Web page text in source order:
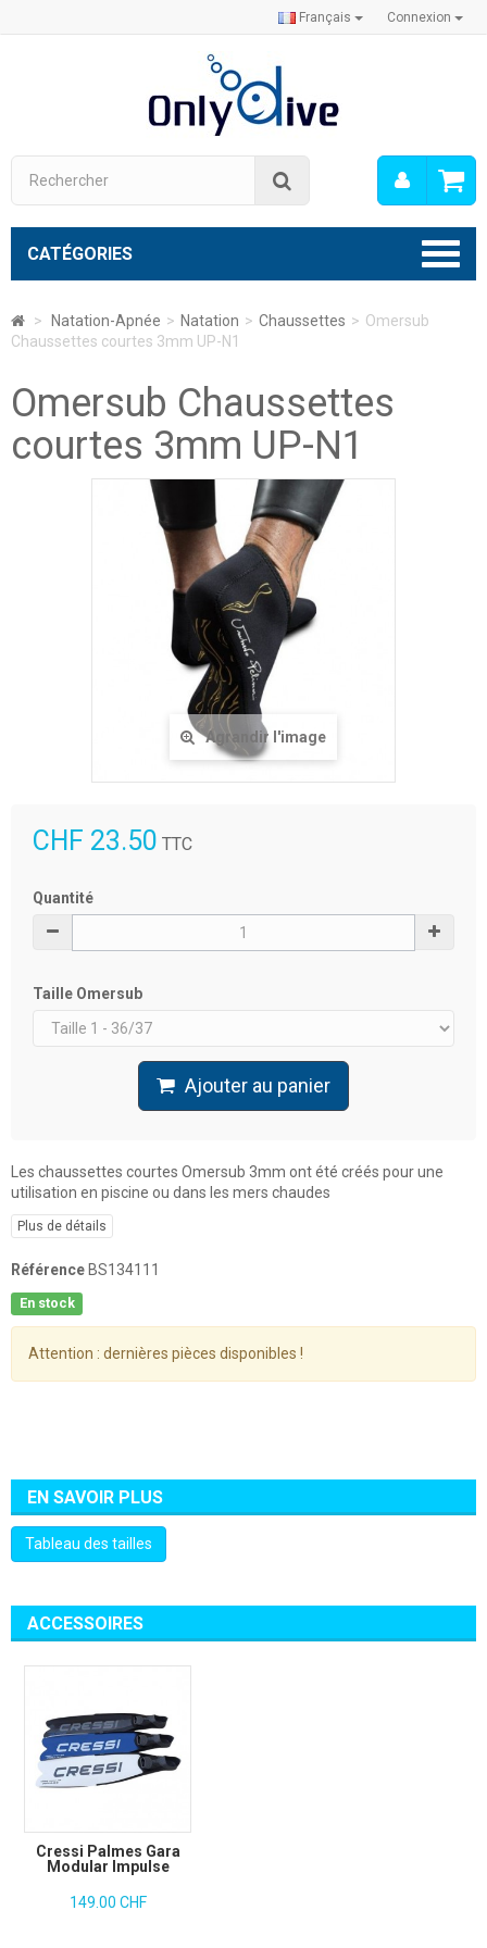
Connexion
Français
Mon
CATÉGORIES
> Natation-Apnée > Natation > Chaussettes > Omersub
Chaussettes courtes 3mm UP-N1
Omersub Chaussettes
courtes 3mm UP-N1
Agrandir l'image
CHF 23.50 TTC
Quantité
Taille Omersub
Ajouter au panier
Les chaussettes courtes Omersub 3mm ont été créés pour une
utilisation en piscine ou dans les mers chaudes
Plus de détails
Référence BS134111
En stock
Attention : dernières pièces disponibles !
EN SAVOIR PLUS
Tableau des tailles
ACCESSOIRES
Cressi Palmes Gara
Modular Impulse
149.00 CHF